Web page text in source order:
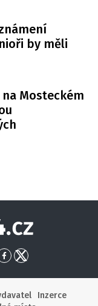
by měli
Mosteckém
Globe24
Přejít
Facebook
Přejít
X
Inzerce